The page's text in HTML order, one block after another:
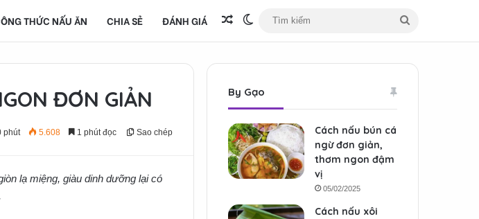
THỨC NẤU ĂN CHIA SẺ ĐÁNH GIÁ Bài viết ngẫu nhiên
Switch skin
kiếm
ĐƠN GIẢN
phút 5.608 1 phút đọc Sao chép
lạ miệng, giàu dinh dưỡng lại có
By Gạo
Cách nấu bún cá
ngừ đơn giản,
thơm ngon đậm
vị
05/02/2025
Cách nấu xôi